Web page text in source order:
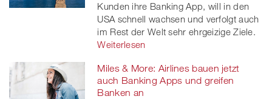
Kunden ihre Banking App, will in den
USA schnell wachsen und verfolgt auch
im Rest der Welt sehr ehrgeizige Ziele.
Weiterlesen
Miles & More: Airlines bauen jetzt
auch Banking Apps und greifen
Banken an